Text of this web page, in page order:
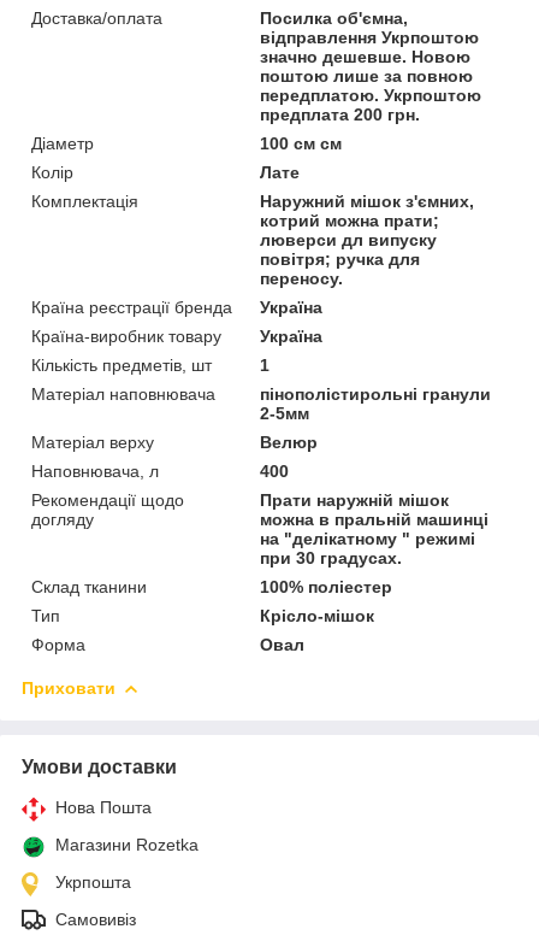
Доставка/оплата
Посилка об'ємна,
відправлення Укрпоштою
значно дешевше. Новою
поштою лише за повною
передплатою. Укрпоштою
предплата 200 грн.
Діаметр
100 см см
Колір
Лате
Комплектація
Наружний мішок з'ємних,
котрий можна прати;
люверси дл випуску
повітря; ручка для
переносу.
Країна реєстрації бренда
Україна
Країна-виробник товару
Україна
Кількість предметів, шт
1
Матеріал наповнювача
пінополістирольні гранули
2-5мм
Матеріал верху
Велюр
Наповнювача, л
400
Рекомендації щодо
догляду
Прати наружній мішок
можна в пральній машинці
на "делікатному " режимі
при 30 градусах.
Склад тканини
100% поліестер
Тип
Крісло-мішок
Форма
Овал
Приховати
Умови доставки
Нова Пошта
Магазини Rozetka
Укрпошта
Самовивіз